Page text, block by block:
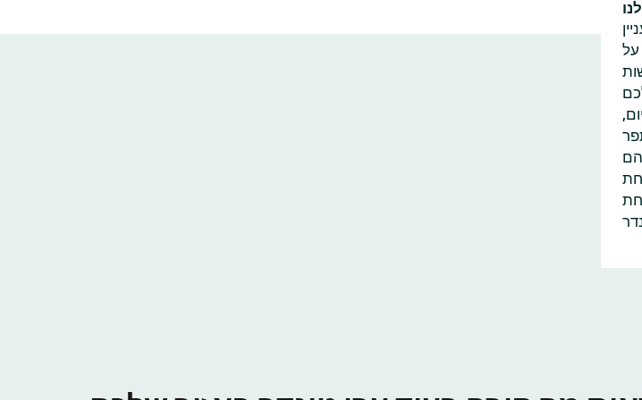
על
היום,